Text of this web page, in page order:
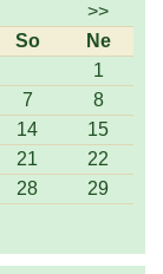
>>
So
Ne
1
7
8
14
15
21
22
28
29